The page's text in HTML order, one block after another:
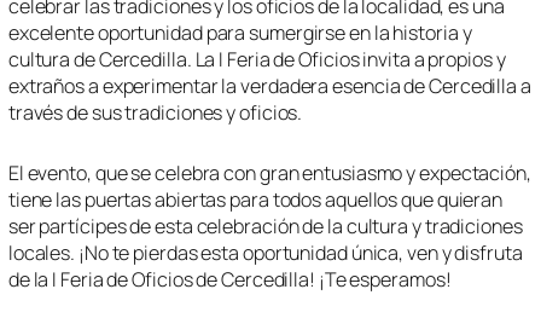
celebrar las tradiciones y los oficios de la localidad, es una
excelente oportunidad para sumergirse en la historia y
cultura de Cercedilla. La I Feria de Oficios invita a propios y
extraños a experimentar la verdadera esencia de Cercedilla a
través de sus tradiciones y oficios.
El evento, que se celebra con gran entusiasmo y expectación,
tiene las puertas abiertas para todos aquellos que quieran
ser partícipes de esta celebración de la cultura y tradiciones
locales. ¡No te pierdas esta oportunidad única, ven y disfruta
de la I Feria de Oficios de Cercedilla! ¡Te esperamos!